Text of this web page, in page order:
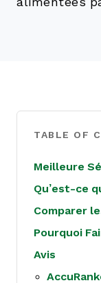
TABLE OF
Meilleure
Qu’est-ce
Comparer
Pourquoi
Avis